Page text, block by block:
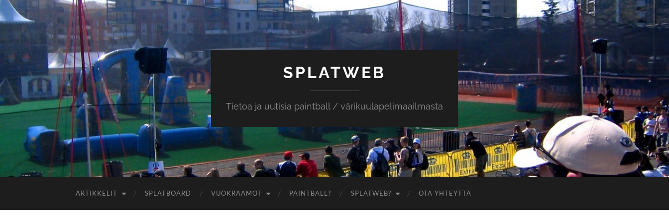
SPLATWEB
Tietoa ja uutisia paintball / värikuulapelimaailmasta
ARTIKKELIT SPLATBOARD VUOKRAAMOT PAINTBALL? SPLATWEB? OTA YHTEYTTÄ